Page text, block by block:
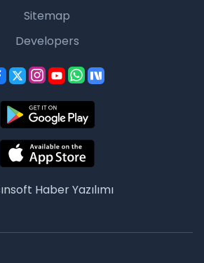
Sitemap
Developers
Haber Yazılımı